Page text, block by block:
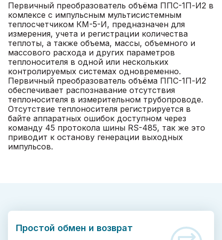
Первичный преобразователь объёма ППС-1П-И2 в
комлексе с импульсным мультисистемным
теплосчетчиком КМ-5-И, предназначен для
измерения, учета и регистрации количества
теплоты, а также объема, массы, объемного и
массового расхода и других параметров
теплоносителя в одной или нескольких
контролируемых системах одновременно.
Первичный преобразователь объёма ППС-1П-И2
обеспечивает распознавание отсутствия
теплоносителя в измерительном трубопроводе.
Отсутствие теплоносителя регистрируется в
байте аппаратных ошибок доступном через
команду 45 протокола шины RS-485, так же это
приводит к останову генерации выходных
импульсов.
Простой обмен и возврат